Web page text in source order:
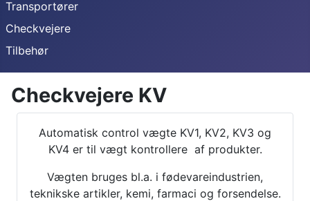
Transportører
Checkvejere
Tilbehør
Checkvejere KV
Automatisk control vægte KV1, KV2, KV3 og
KV4 er til vægt kontrollere af produkter.
Vægten bruges bl.a. i fødevareindustrien,
teknikske artikler, kemi, farmaci og forsendelse.